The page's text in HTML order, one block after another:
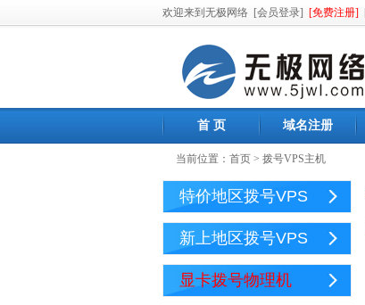
欢迎来到无极网络 [会员登录] [免费注册]
首 页 域名注册
当前位置： 首页 > 拨号VPS主机
特价地区拨号VPS
新上地区拨号VPS
显卡拨号物理机